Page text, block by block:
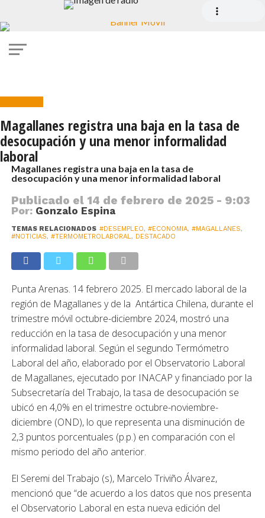
Economía
Magallanes registra una baja en la tasa de
desocupación y una menor informalidad
laboral
Magallanes registra una baja en la tasa de
desocupación y una menor informalidad laboral
Publicado el 14 de febrero de 2025 - 9:03
Por: Gonzalo Espina
TEMAS RELACIONADOS #DESEMPLEO, #ECONOMIA, #MAGALLANES,
#NOTICIAS, #TERMOMETROLABORAL, DESTACADO
Punta Arenas. 14 febrero 2025. El mercado laboral de la
región de Magallanes y de la Antártica Chilena, durante el
trimestre móvil octubre-diciembre 2024, mostró una
reducción en la tasa de desocupación y una menor
informalidad laboral. Según el segundo Termómetro
Laboral del año, elaborado por el Observatorio Laboral
de Magallanes, ejecutado por INACAP y financiado por la
Subsecretaría del Trabajo, la tasa de desocupación se
ubicó en 4,0% en el trimestre octubre-noviembre-
diciembre (OND), lo que representa una disminución de
2,3 puntos porcentuales (p.p.) en comparación con el
mismo periodo del año anterior.
El Seremi del Trabajo (s), Marcelo Triviño Álvarez,
mencionó que “de acuerdo a los datos que nos presenta
el Observatorio Laboral en esta nueva edición del